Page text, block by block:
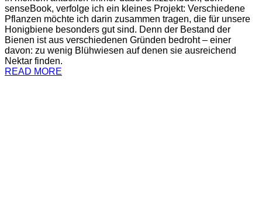
senseBook, verfolge ich ein kleines Projekt: Verschiedene
Pflanzen möchte ich darin zusammen tragen, die für unsere
Honigbiene besonders gut sind. Denn der Bestand der
Bienen ist aus verschiedenen Gründen bedroht – einer
davon: zu wenig Blühwiesen auf denen sie ausreichend
Nektar finden.
READ MORE